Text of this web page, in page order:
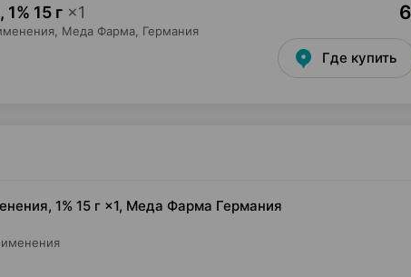
, 1% 15 г ×1
Меда Фарма , Германия
Где купить
1% 15 г ×1, Меда Фарма Германия